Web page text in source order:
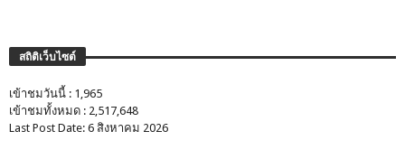
สถิติเว็บไซต์
เข้าชมวันนี้ : 1,965
เข้าชมทั้งหมด : 2,517,648
Last Post Date: 6 สิงหาคม 2026